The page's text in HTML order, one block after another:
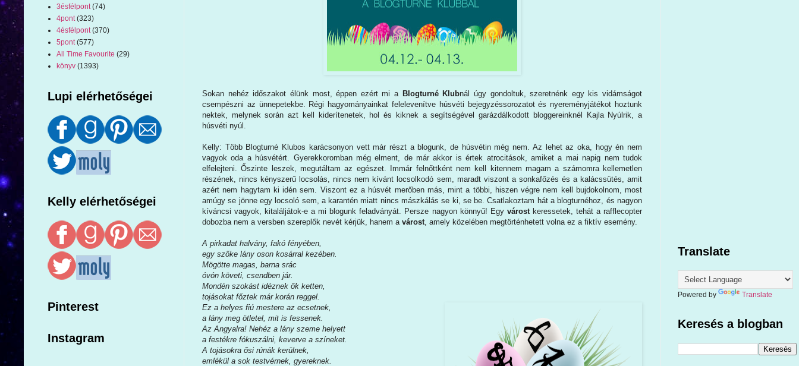
Sokan nehéz időszakot élünk most, éppen ezért mi a Blogturné Klubnál úgy gondoltuk, szeretnénk egy kis vidámságot
csempészni az ünnepetekbe. Régi hagyományainkat felelevenítve húsvéti bejegyzéssorozatot és nyereményjátékot hoztunk
nektek, melynek során azt kell kiderítenetek, hol és kiknek a segítségével garázdálkodott bloggereinknél Kajla Nyúlrik, a
húsvéti nyúl.
Kelly: Több Blogturné Klubos karácsonyon vett már részt a blogunk, de húsvétin még nem. Az lehet az oka, hogy én nem
vagyok oda a húsvétért. Gyerekkoromban még elment, de már akkor is értek atrocitások, amiket a mai napig nem tudok
elfelejteni. Őszinte leszek, megutáltam az egészet. Immár felnőttként nem kell kitennem magam a számomra kellemetlen
részének, nincs kényszerű locsolás, nincs nem kívánt locsolkodó sem, maradt viszont a sonkafőzés és a kalácssütés, amit
azért nem hagytam ki idén sem. Viszont ez a húsvét merőben más, mint a többi, hiszen végre nem kell bujdokolnom, most
amúgy se jönne egy locsoló sem, a karantén miatt nincs mászkálás se ki, se be. Csatlakoztam hát a blogturnéhoz, és nagyon
kíváncsi vagyok, kitaláljátok-e a mi blogunk feladványát. Persze nagyon könnyű! Egy várostkeressetek, tehát a rafflecopter
dobozba nem a versben szereplők nevét kérjük, hanem a várost , amely közelében megtörténhetett volna ez a fiktív esemény.
A pirkadat halvány, fakó fényében,
egy szőke lány oson kosárral kezében.
Mögötte magas, barna srác
óvón követi, csendben jár.
Mondén szokást idéznek ők ketten,
tojásokat főztek már korán reggel.
Ez a helyes fiú mestere az ecsetnek,
a lány meg ötletel, mit is fessenek.
Az Angyalra! Nehéz a lány szeme helyett
a festékre fókuszálni, keverve a színeket.
A tojásokra ősi rúnák kerülnek,
emlékül a sok testvérnek, gyereknek.
3ésfélpont (74)
4pont (323)
4ésfélpont (370)
5pont (577)
All Time Favourite (29)
könyv (1393)
Lupi elérhetőségei
Kelly elérhetőségei
Pinterest
Instagram
Translate
Powered by Translate
Keresés a blogban